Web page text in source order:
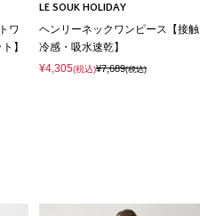
ワ
】
LE SOUK HOLIDAY
ヘンリーネックワンピース【接触
冷感・吸水速乾】
¥4,305(税込)¥7,689(税込)